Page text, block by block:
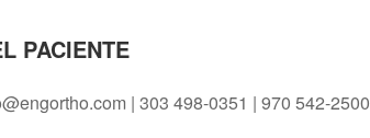
PACIENTE
| 303 498-0351 | 970 542-2500